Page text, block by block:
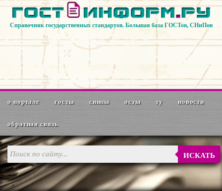
Справочник государственных стандартов. Большая база ГОСТов, СНиПов
о портале госты снипы осты ту новости
обратная связь
ИСКАТЬ